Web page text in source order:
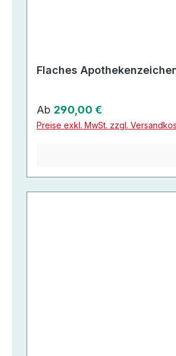
Flaches
Regulärer Preis:
Ab 290,00 €
Preise exkl. MwSt. zzgl.